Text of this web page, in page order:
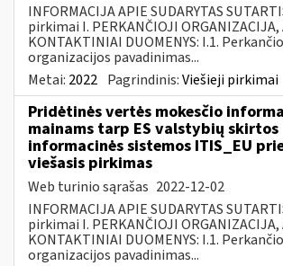
INFORMACIJA APIE SUDARYTAS
pirkimai I. PERKANČIOJI ORGANIZACIJA,
KONTAKTINIAI DUOMENYS: I.1.
organizacijos pavadinimas...
Metai: 2022 Pagrindinis:Viešieji pirkimai
Pridėtinės vertės mokesčio
mainams tarp ES valstybių skirtos
informacinės sistemos ITIS_EU
viešasis pirkimas
Web turinio sąrašas 2022-12-02
INFORMACIJA APIE SUDARYTAS
pirkimai I. PERKANČIOJI ORGANIZACIJA,
KONTAKTINIAI DUOMENYS: I.1.
organizacijos pavadinimas...